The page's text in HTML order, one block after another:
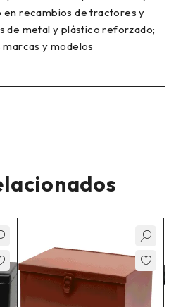
recambios de tractores y
de metal y plástico reforzado;
y modelos